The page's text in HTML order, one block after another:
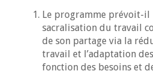
Le programme prévoit-il
sacralisation du travail
de son partage via la
travail et l’adaptation
fonction des besoins et